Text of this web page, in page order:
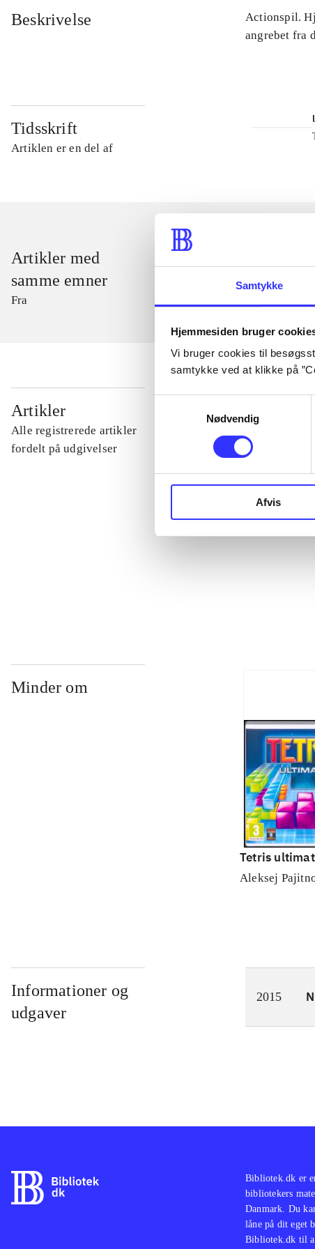
Samtykke
Hjemmesiden bruger
Vi bruger cookies til
samtykke ved at klikke på
Nødvendig
Afvis
Beskrivelse
Actionspil.
angrebet fra
Tidsskrift
Artiklen er en del af
Artikler med
samme emner
Fra
Artikler
Alle registrerede artikler
fordelt på udgivelser
...
...
Minder om
Tetris
Aleksej
Informationer og
udgaver
2015
Bibliotek.dk er
bibliotekers
Danmark. Du
låne på dit eget
Bibliotek.dk til